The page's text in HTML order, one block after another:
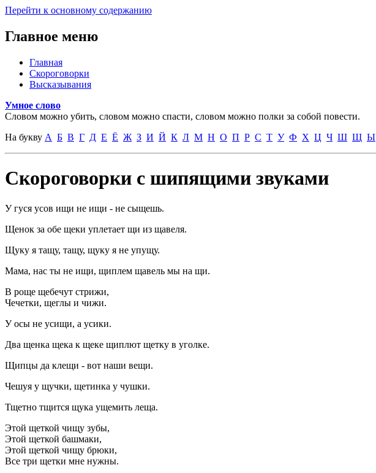
Перейти к основному содержанию
Главное меню
Главная
Скороговорки
Высказывания
Умное слово
Словом можно убить, словом можно спасти, словом можно полки за собой повести.
На букву А Б В Г Д Е Ё Ж З И Й К Л М Н О П Р С Т У Ф Х Ц Ч Ш Щ Ы
Скороговорки с шипящими звуками
У гуся усов ищи не ищи - не сыщешь.
Щенок за обе щеки уплетает щи из щавеля.
Щуку я тащу, тащу, щуку я не упущу.
Мама, нас ты не ищи, щиплем щавель мы на щи.
В роще щебечут стрижи,
Чечетки, щеглы и чижи.
У осы не усищи, а усики.
Два щенка щека к щеке щиплют щетку в уголке.
Щипцы да клещи - вот наши вещи.
Чешуя у щучки, щетинка у чушки.
Тщетно тщится щука ущемить леща.
Этой щеткой чищу зубы,
Этой щеткой башмаки,
Этой щеткой чищу брюки,
Все три щетки мне нужны.